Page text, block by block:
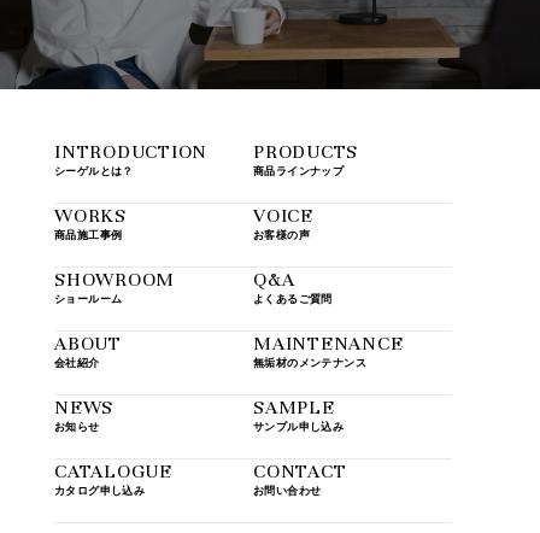
INTRODUCTION
シーゲルとは？
PRODUCTS
商品ラインナップ
WORKS
商品施工事例
VOICE
お客様の声
SHOWROOM
ショールーム
Q&A
よくあるご質問
ABOUT
会社紹介
MAINTENANCE
無垢材のメンテナンス
NEWS
お知らせ
SAMPLE
サンプル申し込み
CATALOGUE
カタログ申し込み
CONTACT
お問い合わせ